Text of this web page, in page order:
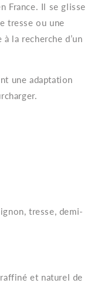
France. Il se glisse
tresse ou une
la recherche d’un
une adaptation
tresse, demi-
et naturel de